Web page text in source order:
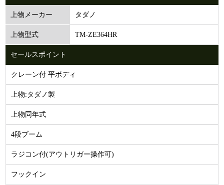
上物メーカー タダノ
上物型式 TM-ZE364HR
セールスポイント
クレーン付 平ボディ
上物:タダノ製
上物同年式
4段ブーム
ラジコン付(アウトリガー操作可)
フックイン